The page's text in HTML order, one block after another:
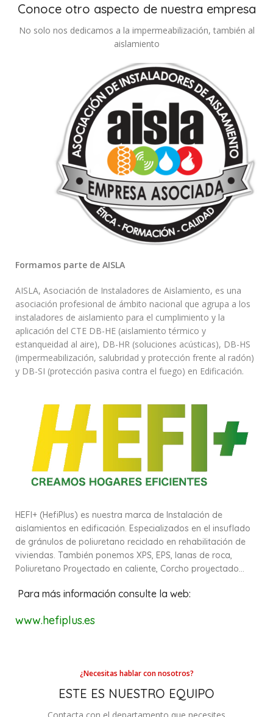
Conoce otro aspecto de nuestra empresa
No solo nos dedicamos a la impermeabilización, también al
aislamiento
Formamos parte de AISLA
AISLA, Asociación de Instaladores de Aislamiento, es una
asociación profesional de ámbito nacional que agrupa a los
instaladores de aislamiento para el cumplimiento y la
aplicación del CTE DB-HE (aislamiento térmico y
estanqueidad al aire), DB-HR (soluciones acústicas), DB-HS
(impermeabilización, salubridad y protección frente al radón)
y DB-SI (protección pasiva contra el fuego) en Edificación.
HEFI+ (HefiPlus) es nuestra marca de Instalación de
aislamientos en edificación. Especializados en el insuflado
de gránulos de poliuretano reciclado en rehabilitación de
viviendas. También ponemos XPS, EPS, lanas de roca,
Poliuretano Proyectado en caliente, Corcho proyectado…
Para más información consulte la web:
www.hefiplus.es
¿Necesitas hablar con nosotros?
ESTE ES NUESTRO EQUIPO